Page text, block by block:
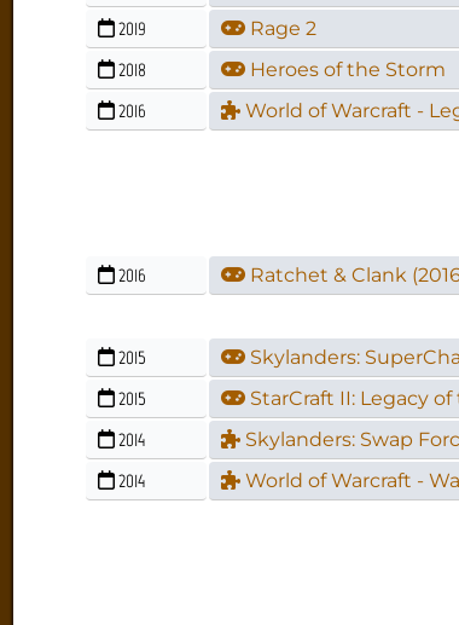
2019 Rage 2
2018 Heroes of the Storm
2016 World of Warcraft -
2016 Ratchet & Clank
2015 Skylanders:
2015 StarCraft II: Legacy
2014 Skylanders: Swap
2014 World of Warcraft -